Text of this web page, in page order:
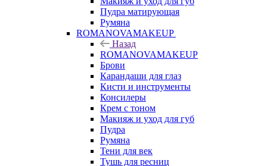
Пудра матирующая
Румяна
ROMANOVAMAKEUP
Назад
ROMANOVAMAKEUP
Брови
Карандаши для глаз
Кисти и инструменты
Консилеры
Крем с тоном
Макияж и уход для губ
Пудра
Румяна
Тени для век
Тушь для ресниц